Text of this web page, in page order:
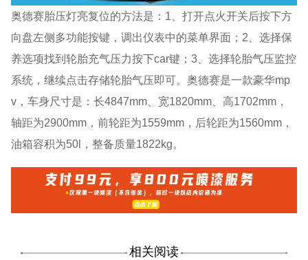
奥德赛胎压灯亮复位的方法是：1、打开点火开关后按下方
向盘左侧多功能按键，调出仪表中的菜单界面；2、选择保
养选项找到轮胎充气压力按下car键；3、选择轮胎气压监控
系统，继续点击存储轮胎气压即可。奥德赛是一款豪华mp
v，车身尺寸是：长4847mm、宽1820mm、高1702mm，
轴距为2900mm，前轮距为1559mm，后轮距为1560mm，
油箱容积为50l，整备质量1822kg。
相关阅读